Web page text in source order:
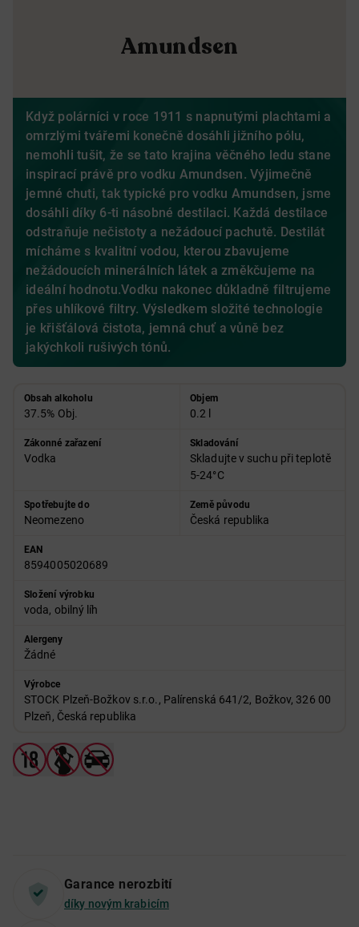
Amundsen
Když polárníci v roce 1911 s napnutými plachtami a
omrzlými tvářemi konečně dosáhli jižního pólu,
nemohli tušit, že se tato krajina věčného ledu stane
inspirací právě pro vodku Amundsen. Výjimečně
jemné chuti, tak typické pro vodku Amundsen, jsme
dosáhli díky 6-ti násobné destilaci. Každá destilace
odstraňuje nečistoty a nežádoucí pachutě. Destilát
mícháme s kvalitní vodou, kterou zbavujeme
nežádoucích minerálních látek a změkčujeme na
ideální hodnotu.Vodku nakonec důkladně filtrujeme
přes uhlíkové filtry. Výsledkem složité technologie
je křišťálová čistota, jemná chuť a vůně bez
jakýchkoli rušivých tónů.
Obsah alkoholu
37.5% Obj.
Objem
0.2 l
Zákonné zařazení
Vodka
Skladování
Skladujte v suchu při teplotě
5-24°C
Spotřebujte do
Neomezeno
Země původu
Česká republika
EAN
8594005020689
Složení výrobku
voda, obilný líh
Alergeny
Žádné
Výrobce
STOCK Plzeň-Božkov s.r.o., Palírenská 641/2, Božkov, 326 00
Plzeň, Česká republika
Garance nerozbití
díky novým krabicím